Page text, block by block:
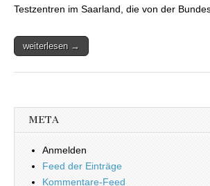
Testzentren im Saarland, die von der
weiterlesen →
META
Anmelden
Feed der Einträge
Kommentare-Feed